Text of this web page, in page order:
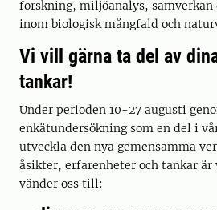
forskning, miljöanalys,
inom biologisk mångfald och
Vi vill gärna ta del av
tankar!
Under perioden 10-27 augusti
enkätundersökning som en del i
utveckla den nya gemensamma
åsikter, erfarenheter och tankar är
vänder oss till: